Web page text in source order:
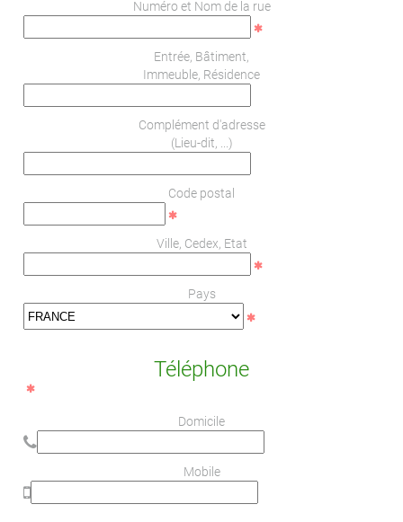
Numéro et Nom de la rue
Entrée, Bâtiment,
Immeuble, Résidence
Complément d'adresse
(Lieu-dit, ...)
Code postal
Ville, Cedex, Etat
Pays
Téléphone
Domicile
Mobile